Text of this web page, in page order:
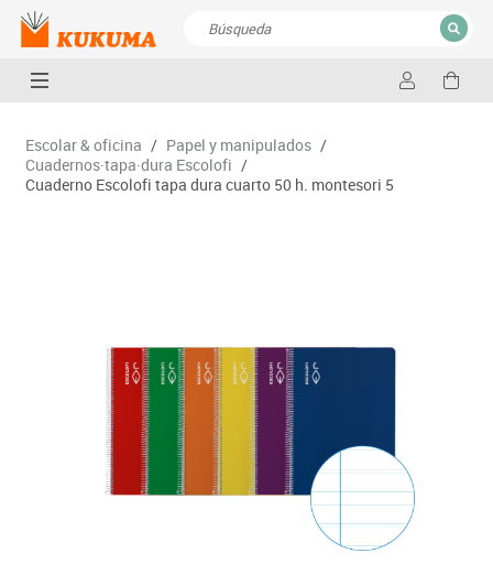
CERRAR
Escolar & oficina / Papel y manipulados /
Cuadernos·tapa·dura Escolofi /
Cuaderno Escolofi tapa dura cuarto 50 h. montesori 5